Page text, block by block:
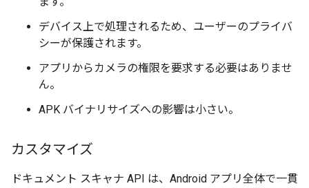
デバイス上で処理されるため、ユーザーのプライバ
シーが保護されます。
アプリからカメラの権限を要求する必要はありませ
ん。
APK バイナリサイズへの影響は小さい。
カスタマイズ
ドキュメント スキャナ API は、Android アプリ全体で一貫